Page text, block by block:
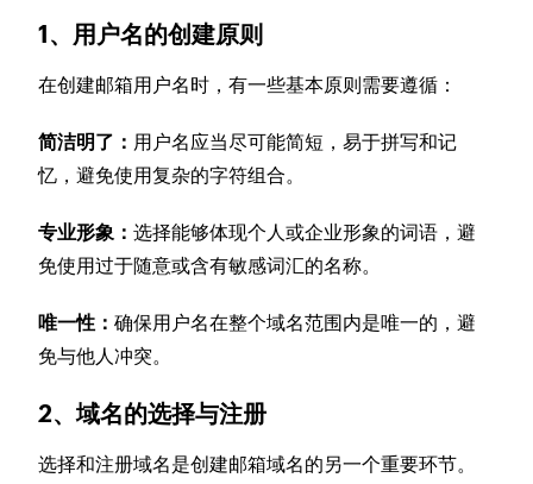
1、用户名的创建原则
在创建邮箱用户名时，有一些基本原则需要遵循：
简洁明了： 用户名应当尽可能简短，易于拼写和记
忆，避免使用复杂的字符组合。
专业形象：选择能够体现个人或企业形象的词语，避
免使用过于随意或含有敏感词汇的名称。
唯一性：确保用户名在整个域名范围内是唯一的，避
免与他人冲突。
2、域名的选择与注册
选择和注册域名是创建邮箱域名的另一个重要环节。